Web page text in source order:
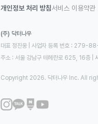
개인정보 처리 방침서비스 이용약관
(주) 닥터나우
대표 정진웅 | 사업자 등록 번호 : 279-
주소 : 서울 강남구 테헤란로 625, 16층
Copyright 2026. 닥터나우 Inc. All